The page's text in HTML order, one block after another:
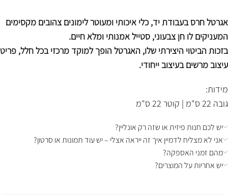
אגרטל חרס בעבודת יד, כלי איכותי ומעוטר לימונים צהובים מקסימים
המעניקים לו חן צבעוני, סטייל אמנותי ומלא חיים.
בזכות הביטוי היצירתי שלו, האגרטל הופך למוקד מרכזי בכל חלל, פריט
עיצוב מרשים בעיצוב ייחודי.
מידות:
גובה 22 ס"מ | קוטר 22 ס"מ
יש לכם חנות פיזית או שזה רק אונליין?
אני לא מצליח לדמיין איך זה ייראה אצלי – יש עוד תמונות או סרטון?
מהם זמני האספקה?
יש אחריות על המוצרים?